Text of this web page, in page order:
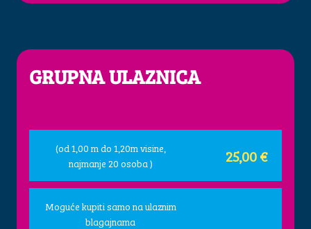
GRUPNA ULAZNICA
(od 1,00 m do 1,20m visine,
najmanje 20 osoba )
25,00 €
Moguće kupiti samo na ulaznim
blagajnama